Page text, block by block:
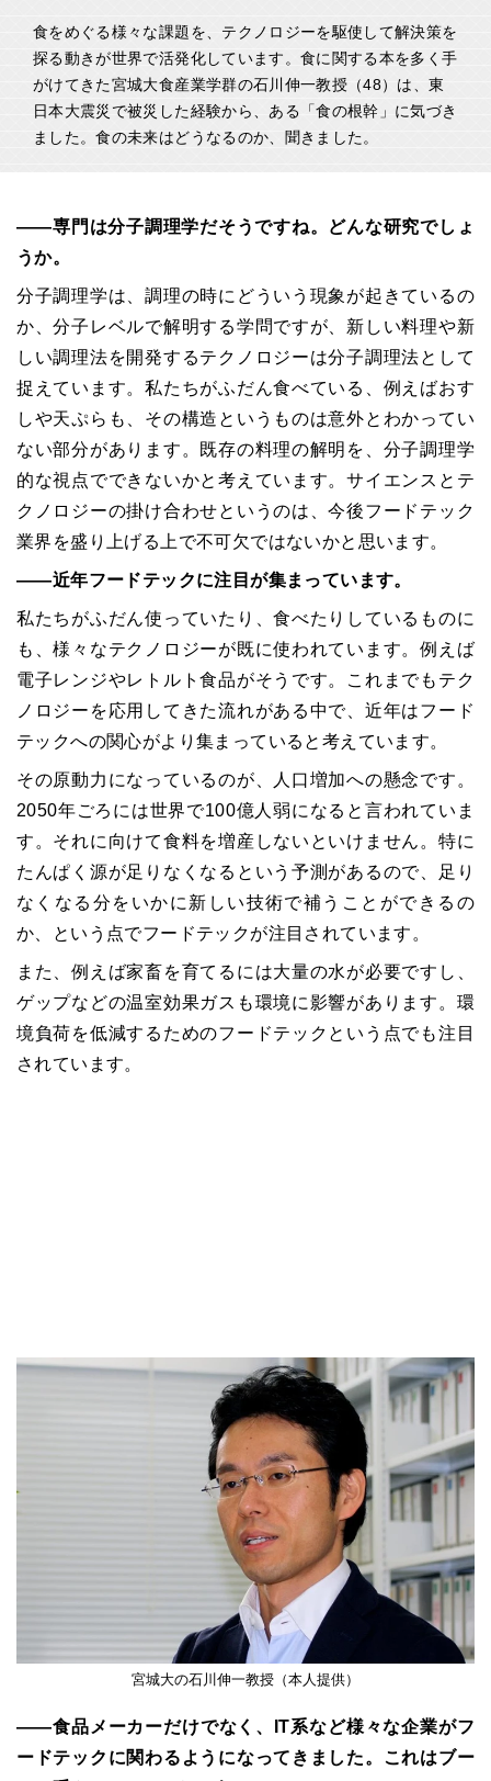
食をめぐる様々な課題を、テクノロジーを駆使して解決策を
探る動きが世界で活発化しています。食に関する本を多く手
がけてきた宮城大食産業学群の石川伸一教授（48）は、東
日本大震災で被災した経験から、ある「食の根幹」に気づき
ました。食の未来はどうなるのか、聞きました。
――専門は分子調理学だそうですね。どんな研究でしょ
うか。
分子調理学は、調理の時にどういう現象が起きているの
か、分子レベルで解明する学問ですが、新しい料理や新
しい調理法を開発するテクノロジーは分子調理法として
捉えています。私たちがふだん食べている、例えばおす
しや天ぷらも、その構造というものは意外とわかってい
ない部分があります。既存の料理の解明を、分子調理学
的な視点でできないかと考えています。サイエンスとテ
クノロジーの掛け合わせというのは、今後フードテック
業界を盛り上げる上で不可欠ではないかと思います。
――近年フードテックに注目が集まっています。
私たちがふだん使っていたり、食べたりしているものに
も、様々なテクノロジーが既に使われています。例えば
電子レンジやレトルト食品がそうです。これまでもテク
ノロジーを応用してきた流れがある中で、近年はフード
テックへの関心がより集まっていると考えています。
その原動力になっているのが、人口増加への懸念です。
2050年ごろには世界で100億人弱になると言われていま
す。それに向けて食料を増産しないといけません。特に
たんぱく源が足りなくなるという予測があるので、足り
なくなる分をいかに新しい技術で補うことができるの
か、という点でフードテックが注目されています。
また、例えば家畜を育てるには大量の水が必要ですし、
ゲップなどの温室効果ガスも環境に影響があります。環
境負荷を低減するためのフードテックという点でも注目
されています。
宮城大の石川伸一教授（本人提供）
――食品メーカーだけでなく、IT系など様々な企業がフ
ードテックに関わるようになってきました。これはブー